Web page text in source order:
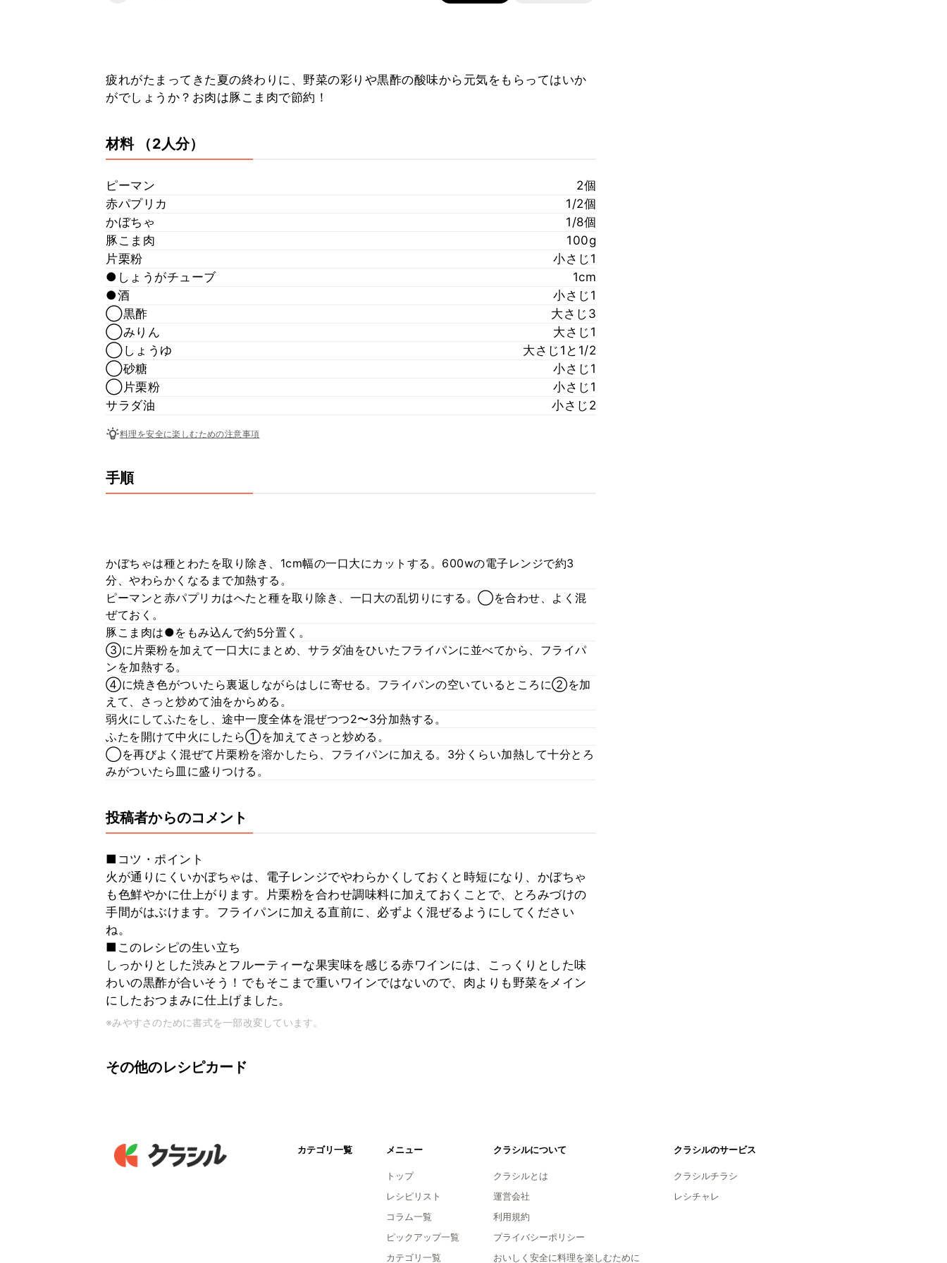
疲れがたまってきた夏の終わりに、野菜の彩りや黒酢の酸味から元気をもらってはいか
がでしょうか？お肉は豚こま肉で節約！
材料 （2人分）
ピーマン
2個
赤パプリカ
1/2個
かぼちゃ
1/8個
豚こま肉
100g
片栗粉
小さじ1
●しょうがチューブ
1cm
●酒
小さじ1
◯黒酢
大さじ3
◯みりん
大さじ1
◯しょうゆ
大さじ1と1/2
◯砂糖
小さじ1
◯片栗粉
小さじ1
サラダ油
小さじ2
料理を安全に楽しむための注意事項
手順
かぼちゃは種とわたを取り除き、1cm幅の一口大にカットする。600wの電子レンジで約3
分、やわらかくなるまで加熱する。
ピーマンと赤パプリカはへたと種を取り除き、一口大の乱切りにする。◯を合わせ、よく混
ぜておく。
豚こま肉は●をもみ込んで約5分置く。
③に片栗粉を加えて一口大にまとめ、サラダ油をひいたフライパンに並べてから、フライパ
ンを加熱する。
④に焼き色がついたら裏返しながらはしに寄せる。フライパンの空いているところに②を加
えて、さっと炒めて油をからめる。
弱火にしてふたをし、途中一度全体を混ぜつつ2〜3分加熱する。
ふたを開けて中火にしたら①を加えてさっと炒める。
◯を再びよく混ぜて片栗粉を溶かしたら、フライパンに加える。3分くらい加熱して十分とろ
みがついたら皿に盛りつける。
投稿者からのコメント
■コツ・ポイント
火が通りにくいかぼちゃは、電子レンジでやわらかくしておくと時短になり、かぼちゃ
も色鮮やかに仕上がります。片栗粉を合わせ調味料に加えておくことで、とろみづけの
手間がはぶけます。フライパンに加える直前に、必ずよく混ぜるようにしてください
ね。
■このレシピの生い立ち
しっかりとした渋みとフルーティーな果実味を感じる赤ワインには、こっくりとした味
わいの黒酢が合いそう！でもそこまで重いワインではないので、肉よりも野菜をメイン
にしたおつまみに仕上げました。
※みやすさのために書式を一部改変しています。
その他のレシピカード
カテゴリ一覧 メニュー
トップ
レシピリスト
コラム一覧
ピックアップ一覧
カテゴリ一覧
クラシルについて
クラシルとは
運営会社
利用規約
プライバシーポリシー
おいしく安全に料理を楽しむために
クラシルのサービス
クラシルチラシ
レシチャレ